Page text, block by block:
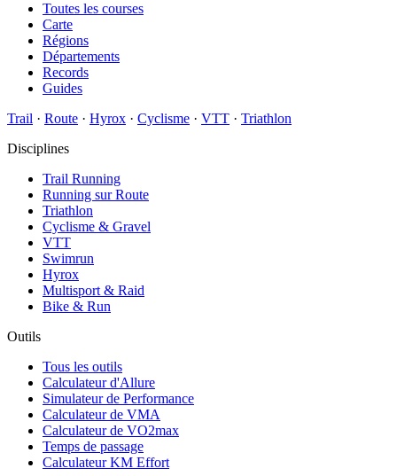
Toutes les courses
Carte
Régions
Départements
Records
Guides
Trail · Route · Hyrox · Cyclisme · VTT · Triathlon
Disciplines
Trail Running
Running sur Route
Triathlon
Cyclisme & Gravel
VTT
Swimrun
Hyrox
Multisport & Raid
Bike & Run
Outils
Tous les outils
Calculateur d'Allure
Simulateur de Performance
Calculateur de VMA
Calculateur de VO2max
Temps de passage
Calculateur KM Effort